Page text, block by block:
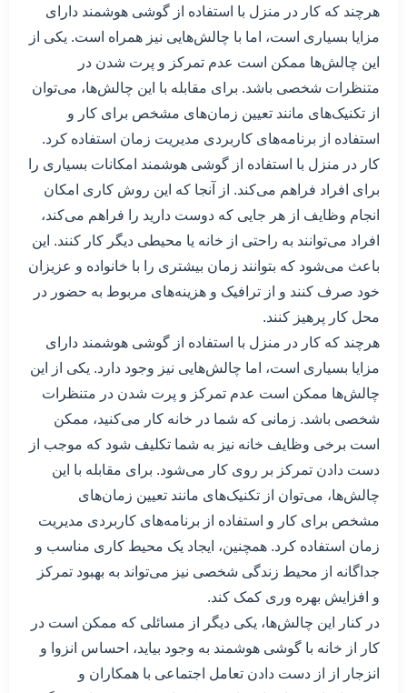
هرچند که کار در منزل با استفاده از گوشی هوشمند دارای
مزایا بسیاری است، اما با چالش‌هایی نیز همراه است. یکی از
این چالش‌ها ممکن است عدم تمرکز و پرت شدن در
متنظرات شخصی باشد. برای مقابله با این چالش‌ها، می‌توان
از تکنیک‌های مانند تعیین زمان‌های مشخص برای کار و
استفاده از برنامه‌های کاربردی مدیریت زمان استفاده کرد.
کار در منزل با استفاده از گوشی هوشمند امکانات بسیاری را
برای افراد فراهم می‌کند. از آنجا که این روش کاری امکان
انجام وظایف از هر جایی که دوست دارید را فراهم می‌کند،
افراد می‌توانند به راحتی از خانه یا محیطی دیگر کار کنند. این
باعث می‌شود که بتوانند زمان بیشتری را با خانواده و عزیزان
خود صرف کنند و از ترافیک و هزینه‌های مربوط به حضور در
محل کار پرهیز کنند.
هرچند که کار در منزل با استفاده از گوشی هوشمند دارای
مزایا بسیاری است، اما چالش‌هایی نیز وجود دارد. یکی از این
چالش‌ها ممکن است عدم تمرکز و پرت شدن در متنظرات
شخصی باشد. زمانی که شما در خانه کار می‌کنید، ممکن
است برخی وظایف خانه نیز به شما تکلیف شود که موجب از
دست دادن تمرکز بر روی کار می‌شود. برای مقابله با این
چالش‌ها، می‌توان از تکنیک‌های مانند تعیین زمان‌های
مشخص برای کار و استفاده از برنامه‌های کاربردی مدیریت
زمان استفاده کرد. همچنین، ایجاد یک محیط کاری مناسب و
جداگانه از محیط زندگی شخصی نیز می‌تواند به بهبود تمرکز
و افزایش بهره وری کمک کند.
در کنار این چالش‌ها، یکی دیگر از مسائلی که ممکن است در
کار از خانه با گوشی هوشمند به وجود بیاید، احساس انزوا و
انزجار از از دست دادن تعامل اجتماعی با همکاران و